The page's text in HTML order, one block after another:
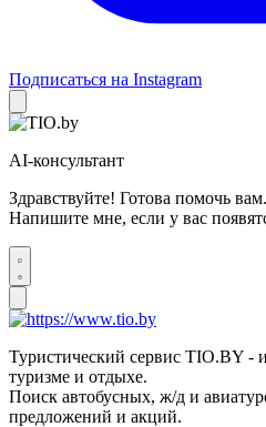
Подписаться на Instagram
AI-консультант
Здравствуйте! Готова помочь вам.
Напишите мне, если у вас
Туристический сервис TIO.BY -
туризме и отдыхе.
Поиск автобусных, ж/д и
предложений и акций.